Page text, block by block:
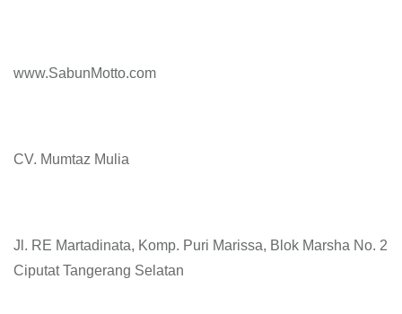
www.SabunMotto.com
CV. Mumtaz Mulia
Jl. RE Martadinata, Komp. Puri Marissa, Blok Marsha No. 2
Ciputat Tangerang Selatan